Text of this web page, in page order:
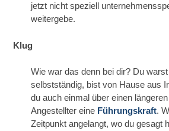
jetzt nicht speziell
weitergebe.
Klug
Wie war das denn bei dir? Du
selbstständig, bist von Hause aus
du auch einmal über einen
Angestellter eine Führungskraft.
Zeitpunkt angelangt, wo du gesagt